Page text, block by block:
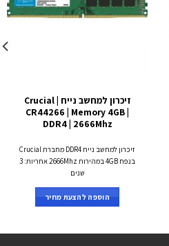
זיכרון למחשב נייח Crucial |
CR44266 | Memory 4GB |
DDR4 | 2666Mhz
זיכרון למחשב נייח DDR4 מחברת Crucial
בנפח 4GB במהירות 2666Mhz אחריות: 3
שנים
הוספה להצעת מחיר